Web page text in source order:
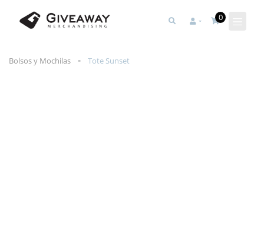
0
Bolsos y Mochilas - Tote Sunset